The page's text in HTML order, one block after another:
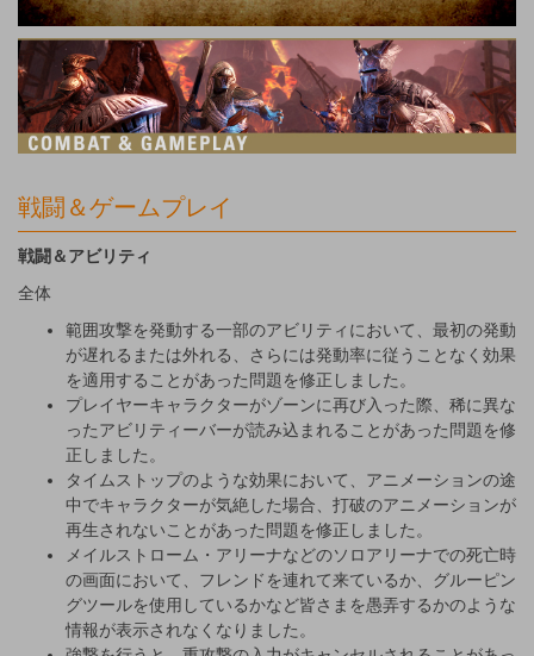
戦闘＆ゲームプレイ
戦闘＆アビリティ
全体
範囲攻撃を発動する一部のアビリティにおいて、最初の発動
が遅れるまたは外れる、さらには発動率に従うことなく効果
を適用することがあった問題を修正しました。
プレイヤーキャラクターがゾーンに再び入った際、稀に異な
ったアビリティーバーが読み込まれることがあった問題を修
正しました。
タイムストップのような効果において、アニメーションの途
中でキャラクターが気絶した場合、打破のアニメーションが
再生されないことがあった問題を修正しました。
メイルストローム・アリーナなどのソロアリーナでの死亡時
の画面において、フレンドを連れて来ているか、グルーピン
グツールを使用しているかなど皆さまを愚弄するかのような
情報が表示されなくなりました。